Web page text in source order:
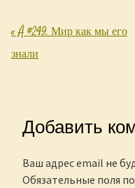
Post navigation
«Å #249. Мир как мы его
знали
Добавить
Ваш адрес email не
Обязательные поля